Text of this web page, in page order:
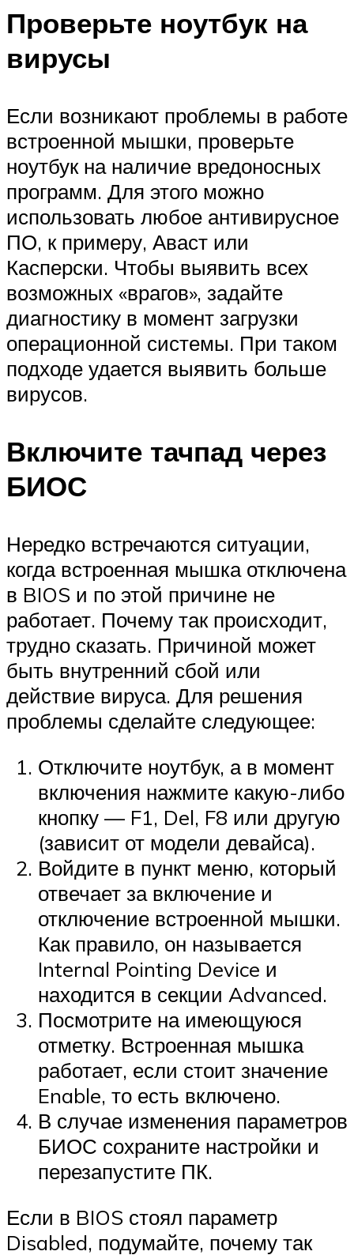
Проверьте ноутбук на
вирусы
Если возникают проблемы в работе
встроенной мышки, проверьте
ноутбук на наличие вредоносных
программ. Для этого можно
использовать любое антивирусное
ПО, к примеру, Аваст или
Касперски. Чтобы выявить всех
возможных «врагов», задайте
диагностику в момент загрузки
операционной системы. При таком
подходе удается выявить больше
вирусов.
Включите тачпад через
БИОС
Нередко встречаются ситуации,
когда встроенная мышка отключена
в BIOS и по этой причине не
работает. Почему так происходит,
трудно сказать. Причиной может
быть внутренний сбой или
действие вируса. Для решения
проблемы сделайте следующее:
Отключите ноутбук, а в момент
включения нажмите какую-либо
кнопку — F1, Del, F8 или другую
(зависит от модели девайса).
Войдите в пункт меню, который
отвечает за включение и
отключение встроенной мышки.
Как правило, он называется
Internal Pointing Device и
находится в секции Advanced.
Посмотрите на имеющуюся
отметку. Встроенная мышка
работает, если стоит значение
Enable, то есть включено.
В случае изменения параметров
БИОС сохраните настройки и
перезапустите ПК.
Если в BIOS стоял параметр
Disabled, подумайте, почему так